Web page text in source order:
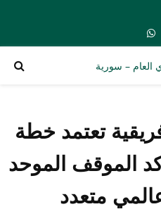
Whatsapp
تعتمد خطة
الموقف الموحد
متعدد